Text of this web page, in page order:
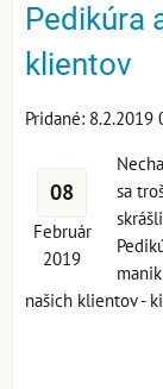
Pedikúra
klientov
Pridané: 8.2.2019
08
Február
2019
sa
našich klientov -